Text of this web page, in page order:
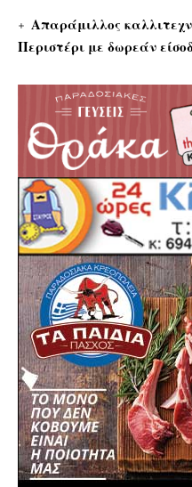
Απαράμιλλος
Περιστέρι με δωρεάν